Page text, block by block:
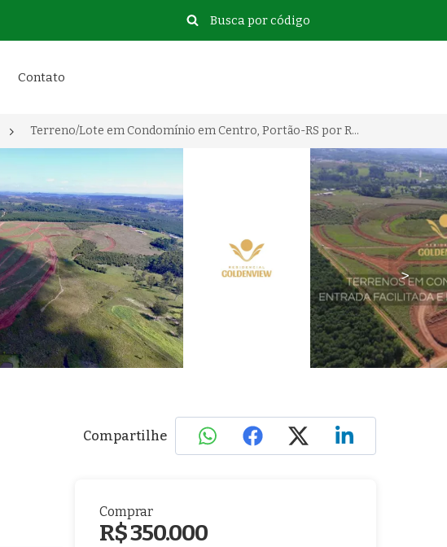
Contato
Terreno/Lote em Condomínio em Centro, Portão-RS por R$ 350.000
>
Compartilhe
Comprar
R$ 350.000